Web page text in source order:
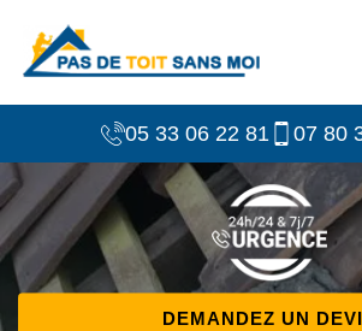
05 33 06 22 81 07 80
DEMANDEZ UN